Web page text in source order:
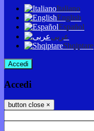
Italiano
English
Español
عربى
Shqiptare
Accedi
Accedi
button close ×